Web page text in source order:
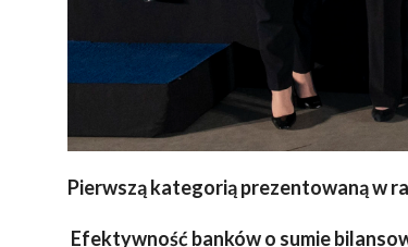
Pierwszą kategorią prezentowaną w
Efektywność banków o sumie